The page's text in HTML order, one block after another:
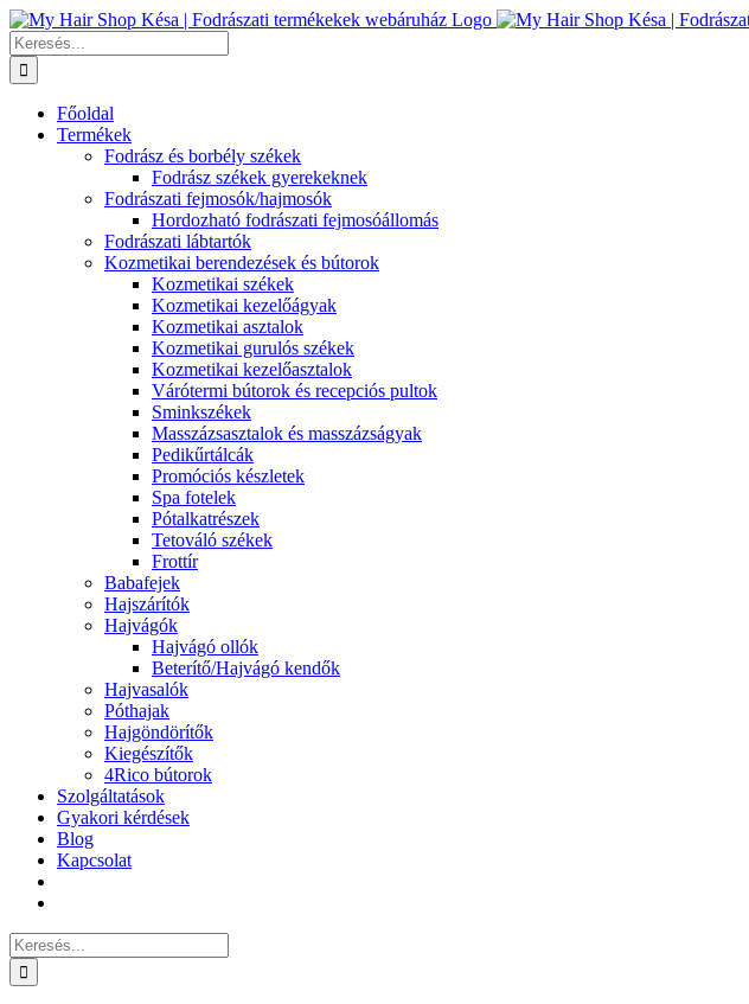
Kihagyás
Keresés...
Főoldal
Termékek
Fodrász és borbély székek
Fodrász székek gyerekeknek
Fodrászati fejmosók/hajmosók
Hordozható fodrászati fejmosóállomás
Fodrászati lábtartók
Kozmetikai berendezések és bútorok
Kozmetikai székek
Kozmetikai kezelőágyak
Kozmetikai asztalok
Kozmetikai gurulós székek
Kozmetikai kezelőasztalok
Várótermi bútorok és recepciós pultok
Sminkszékek
Masszázsasztalok és masszázságyak
Pedikűrtálcák
Promóciós készletek
Spa fotelek
Pótalkatrészek
Tetováló székek
Frottír
Babafejek
Hajszárítók
Hajvágók
Hajvágó ollók
Beterítő/Hajvágó kendők
Hajvasalók
Póthajak
Hajgöndörítők
Kiegészítők
4Rico bútorok
Szolgáltatások
Gyakori kérdések
Blog
Kapcsolat
Keresés...